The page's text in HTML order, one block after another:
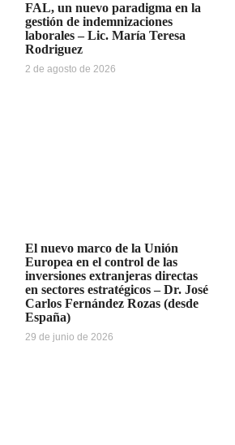
FAL, un nuevo paradigma en la
gestión de indemnizaciones
laborales – Lic. María Teresa
Rodriguez
2 de agosto de 2026
El nuevo marco de la Unión
Europea en el control de las
inversiones extranjeras directas
en sectores estratégicos – Dr. José
Carlos Fernández Rozas (desde
España)
29 de junio de 2026